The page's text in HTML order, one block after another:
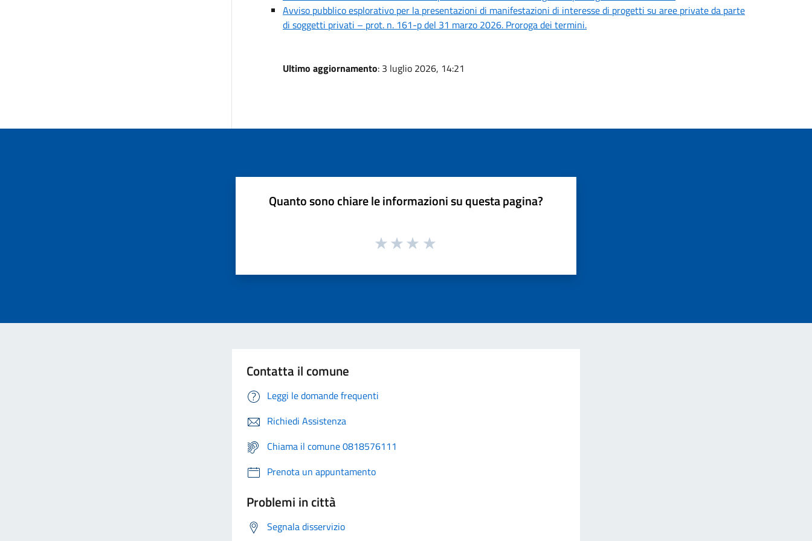
Avviso pubblico esplorativo per la presentazioni di manifestazioni di interesse di progetti su aree private da parte
di soggetti privati – prot. n. 161-p del 31 marzo 2026. Proroga dei termini.
Ultimo aggiornamento: 3 luglio 2026, 14:21
Quanto sono chiare le informazioni su questa pagina?
Contatta il comune
Leggi le domande frequenti
Richiedi Assistenza
Chiama il comune 0818576111
Prenota un appuntamento
Problemi in città
Segnala disservizio